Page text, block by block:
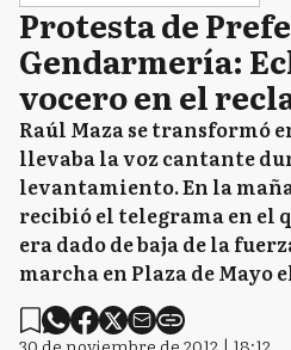
Protesta de
Gendarmería:
vocero en el
Raúl Maza se transformó
llevaba la voz cantante
levantamiento. En la
recibió el telegrama en el
era dado de baja de la
marcha en Plaza de Mayo
30 de noviembre de 2012 | 18:12